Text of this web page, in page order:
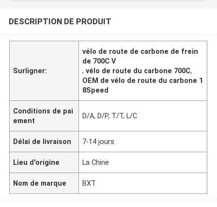
DESCRIPTION DE PRODUIT
Surligner:
vélo de route de carbone de frein
de 700C V
,vélo de route du carbone 700C,
OEM de vélo de route du carbone 1
8Speed
Conditions de pai
ement
D/A, D/P, T/T, L/C
Délai de livraison 7-14 jours
Lieu d'origine La Chine
Nom de marque BXT